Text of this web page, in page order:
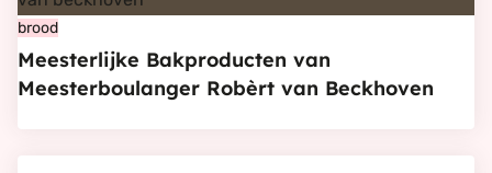
Bakproducten
van
Meesterboulanger
brood
Meesterlijke Bakproducten van
Meesterboulanger Robèrt van Beckhoven